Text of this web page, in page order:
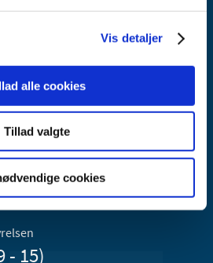
Vis detaljer
alle cookies
Tillad valgte
cookies
en del af
- 15)